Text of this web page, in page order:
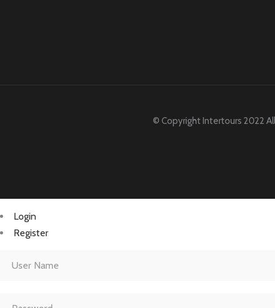
© Copyright Intertours 2022
Login
Register